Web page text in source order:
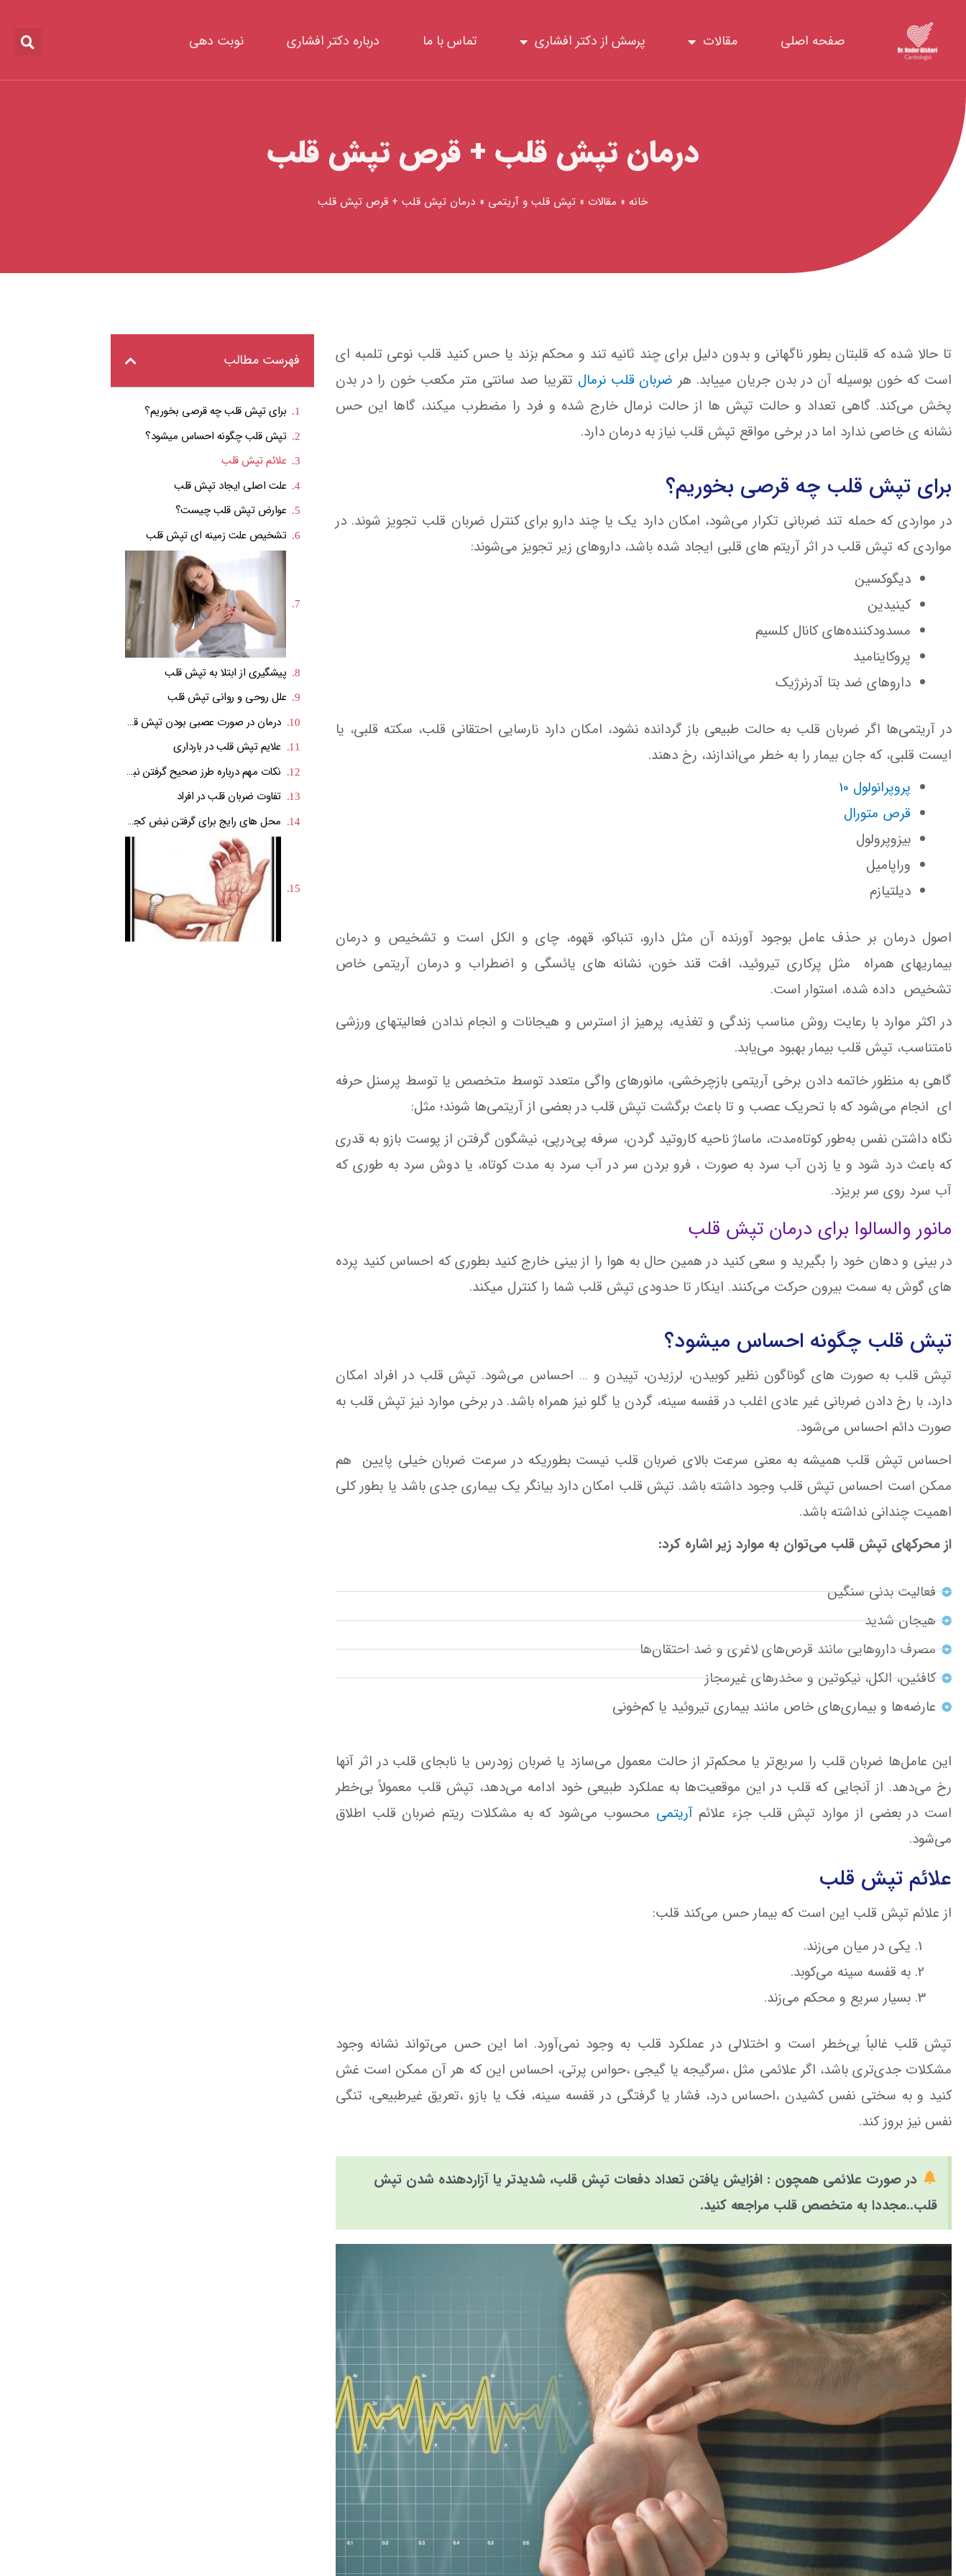
محتوا
صفحه اصلی مقالات پرسش از دکتر افشاری تماس با ما درباره دکتر افشاری نوبت دهی
درمان تپش قلب + قرص تپش قلب
خانه » مقالات » تپش قلب و آریتمی » درمان تپش قلب + قرص تپش قلب
تا حالا شده که قلبتان بطور ناگهانی و بدون دلیل برای چند ثانیه تند و محکم بزند یا حس کنید قلب نوعی تلمبه ای
است که خون بوسیله آن در بدن جریان مییابد. هر ضربان قلب نرمال تقریبا صد سانتی متر مکعب خون را در بدن
پخش می‌کند. گاهی تعداد و حالت تپش ها از حالت نرمال خارج شده و فرد را مضطرب میکند، گاها این حس
نشانه ی خاصی ندارد اما در برخی مواقع تپش قلب نیاز به درمان دارد.
برای تپش قلب چه قرصی بخوریم؟
در مواردی‌ که‌ حمله‌ تند ضربانی‌ تکرار می‌شود، امکان‌ دارد یک‌ یا چند دارو برای‌ کنترل‌ ضربان‌ قلب‌ تجویز شوند. در
مواردی که تپش قلب در اثر آریتم های قلبی ایجاد شده باشد، داروهای زیر تجویز می‌شوند:
دیگوکسین
کینیدین‌
مسدودکننده‌های‌ کانال‌ کلسیم
پروکاینامید
داروهای ضد‌ بتا آدرنرژیک‌
در آریتمی‌ها اگر ضربان‌ قلب‌ به‌ حالت‌ طبیعی‌ باز گردانده‌ نشود، امکان‌ دارد نارسایی‌ احتقانی‌ قلب، سکته قلبی، یا
ایست‌ قلبی، که‌ جان‌ بیمار را به‌ خطر می‌اندازند، رخ‌ دهند.
پروپرانولول 10
قرص متورال
بیزوپرولول
وراپامیل
دیلتیازم
اصول درمان بر حذف عامل بوجود آورنده آن مثل دارو، تنباکو، قهوه، چای و الکل است و تشخیص و درمان
بیماریهای همراه مثل پرکاری تیروئید، افت قند خون، نشانه های یائسگی و اضطراب و درمان آریتمی خاص
تشخیص داده شده، استوار است.
در اکثر موارد با رعایت روش مناسب زندگی و تغذیه، پرهیز از استرس و هیجانات و انجام ندادن فعالیتهای ورزشی
نامتناسب، تپش قلب بیمار بهبود می‌یابد.
گاهی به منظور خاتمه دادن برخی آریتمی بازچرخشی، مانورهای واگی متعدد توسط متخصص یا توسط پرسنل حرفه
ای انجام می‌شود که با تحریک عصب و تا باعث برگشت تپش قلب در بعضی از آریتمی‌ها ‌شوند؛ مثل:
نگاه‌ داشتن‌ نفس‌ به‌طور کوتاه‌مدت‌، ماساژ ناحیه‌ کاروتید گردن‌، سرفه پی‌در‌پی، نیشگون‌ گرفتن‌ از پوست‌ بازو به‌ قدری‌
که‌ باعث‌ درد شود و یا زدن‌ آب‌ سرد به‌ صورت ، فرو بردن‌ سر در آب‌ سرد به‌ مدت‌ کوتاه‌، یا دوش‌ سرد به طوری‌ که‌
آب‌ سرد روی‌ سر بریزد.
مانور والسالوا برای درمان تپش قلب
در بینی‌ و دهان‌ خود را بگیرید و سعی‌ کنید در همین حال به‌ هوا را از بینی‌ خارج‌ کنید بطوری‌ که‌ احساس‌ کنید پرده‌
های‌ گوش‌ به‌ سمت‌ بیرون‌ حرکت‌ می‌کنند. اینکار تا حدودی تپش قلب شما را کنترل میکند.
تپش قلب چگونه احساس میشود؟
تپش قلب به صورت های گوناگون نظیر کوبیدن، لرزیدن، تپیدن و … احساس می‌شود. تپش قلب در افراد امکان
دارد، با رخ ‌دادن ضربانی غیر عادی اغلب در قفسه سینه، گردن یا گلو نیز همراه باشد. در برخی موارد نیز تپش قلب به
صورت دائم احساس می‌شود.
احساس تپش قلب همیشه به معنی سرعت بالای ضربان قلب نیست بطوریکه در سرعت ضربان خیلی پایین هم
ممکن است احساس تپش قلب وجود داشته باشد. تپش قلب امکان دارد بیانگر یک بیماری جدی باشد یا بطور کلی
اهمیت چندانی نداشته باشد.
از محرکهای تپش قلب می‌توان به موارد زیر اشاره کرد:
فعالیت بدنی سنگین
هیجان شدید
مصرف داروهایی مانند قرص‌های لاغری و ضد احتقان‌ها
کافئین، الکل، نیکوتین و مخدرهای غیرمجاز
عارضه‌ها و بیماری‌های خاص مانند بیماری تیروئید یا کم‌خونی
این عامل‌ها ضربان قلب را سریع‌تر یا محکم‌تر از حالت معمول می‌سازد یا ضربان زودرس یا نابجای قلب در اثر آنها
رخ می‌دهد. از آنجایی که قلب در این موقعیت‌ها به عملکرد طبیعی خود ادامه می‌دهد، تپش قلب معمولاً بی‌خطر
است در بعضی از موارد تپش قلب‌ جزء علائمآریتمی محسوب می‌شود که به مشکلات ریتم ضربان قلب اطلاق
می‌شود.
علائم تپش قلب
از علائم تپش قلب این است که بیمار حس می‌کند قلب:
یکی در میان می‌زند.
به قفسه سینه می‌کوبد.
بسیار سریع و محکم می‌زند.
تپش قلب غالباً بی‌خطر است و اختلالی در عملکرد قلب به وجود نمی‌آورد. اما این حس می‌تواند نشانه وجود
مشکلات جدی‌تری باشد، اگر علائمی مثل ،سرگیجه یا گیجی ،حواس پرتی، احساس این که هر آن ممکن است غش
کنید و به سختی نفس کشیدن ،احساس درد، فشار یا گرفتگی در قفسه سینه، فک یا بازو ،تعریق غیرطبیعی، تنگی
نفس نیز بروز کند.
در صورت علائمی همچون : افزایش یافتن تعداد دفعات تپش قلب، شدیدتر یا آزاردهنده شدن تپش
قلب..مجددا به متخصص قلب مراجعه کنید.
فهرست مطالب
برای تپش قلب چه قرصی بخوریم؟
تپش قلب چگونه احساس میشود؟
علائم تپش قلب
علت اصلی ایجاد تپش قلب
عوارض تپش قلب چیست؟
تشخیص علت زمینه ای تپش قلب
پیشگیری از ابتلا به تپش قلب
علل روحی و روانی تپش قلب
درمان در صورت عصبی بودن تپش قلب
علایم تپش قلب در بارداری
نکات مهم درباره طرز صحیح گرفتن نبض
تفاوت ضربان قلب در افراد
محل های رایج برای گرفتن نبض کجاست؟